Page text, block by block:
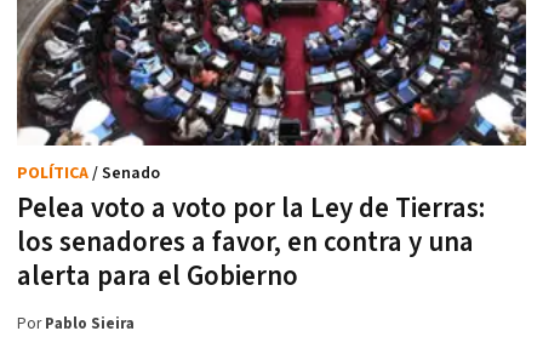
Pelea voto a voto por la Ley de Tierras:
los senadores a favor, en contra y una
alerta para el Gobierno
POLÍTICA/ Senado
PorPablo Sieira